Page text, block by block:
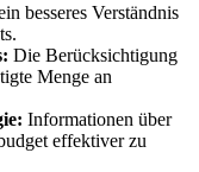
besseres Verständnis
Die Berücksichtigung
Menge an
Informationen über
effektiver zu